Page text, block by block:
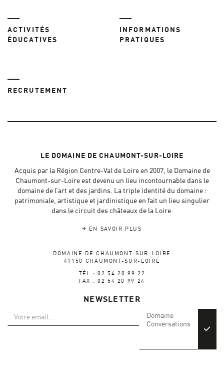
ACTIVITÉS
ÉDUCATIVES
INFORMATIONS
PRATIQUES
RECRUTEMENT
LE DOMAINE DE CHAUMONT-SUR-LOIRE
Acquis par la Région Centre-Val de Loire en 2007, le Domaine de
Chaumont-sur-Loire est devenu un lieu incontournable dans le
domaine de l’art et des jardins. La triple identité du domaine :
patrimoniale, artistique et jardinistique en fait un lieu singulier
dans le circuit des châteaux de la Loire.
EN SAVOIR PLUS
DOMAINE DE CHAUMONT-SUR-LOIRE
41150 CHAUMONT-SUR-LOIRE
TÉL : 02 54 20 99 22
FAX : 02 54 20 99 24
NEWSLETTER